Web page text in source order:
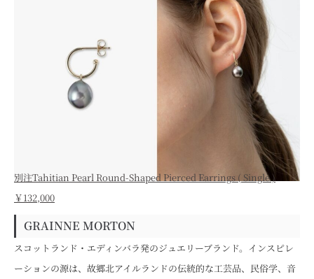
別注Tahitian Pearl Round-Shaped Pierced Earrings ( Single )
￥132,000
GRAINNE MORTON
スコットランド・エディンバラ発のジュエリーブランド。インスピレ
ーションの源は、故郷北アイルランドの伝統的な工芸品、民俗学、音